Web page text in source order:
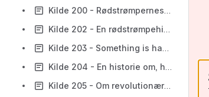
Kilde 200 - Rødstrømpernes hårde kerne
Kilde 202 - En rødstrømpehistorie
Kilde 203 - Something is happening, but you don't know what it is, do you, Mr. Jones?
Kilde 204 - En historie om, hvordan rødstrømperne blev rødstrømper
Kilde 205 - Om revolutionære kanariefugle